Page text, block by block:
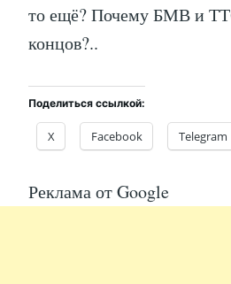
то ещё? Почему БМВ и
концов?..
Поделиться ссылкой:
X Facebook Telegram
Реклама от Google